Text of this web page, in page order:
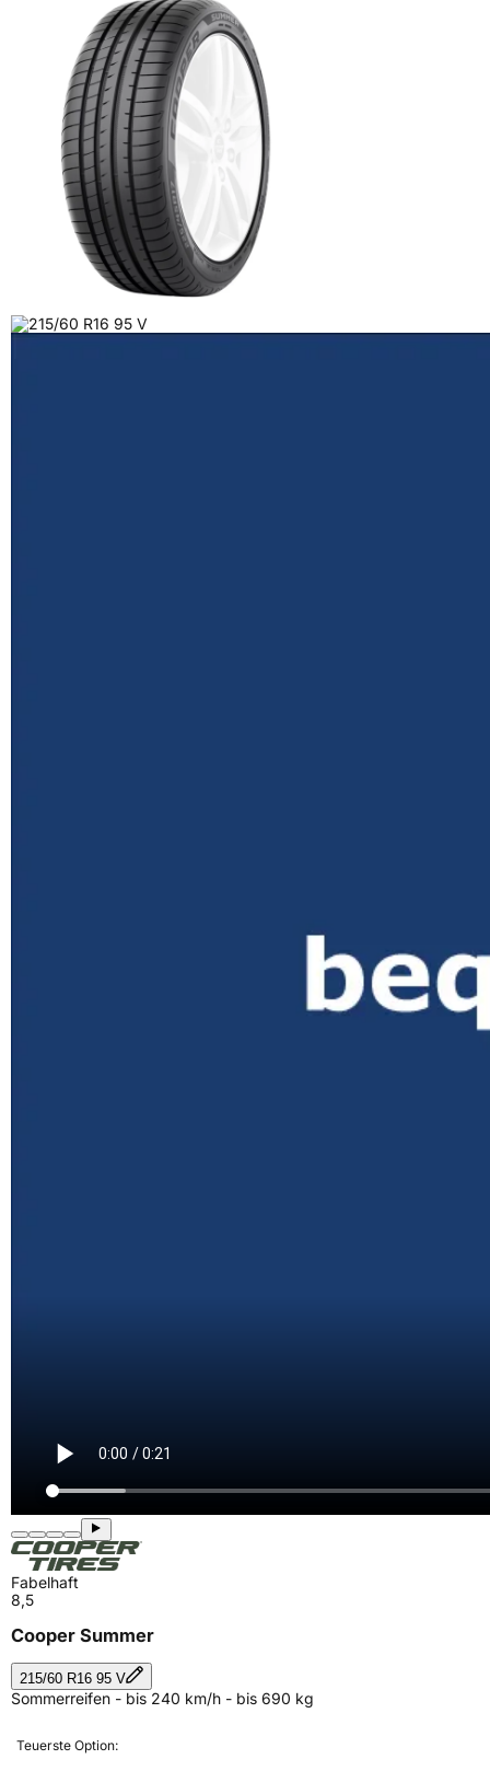
Fabelhaft
8,5
Cooper Summer
215/60 R16 95 V
Sommerreifen - bis 240 km/h - bis 690 kg
Teuerste Option: